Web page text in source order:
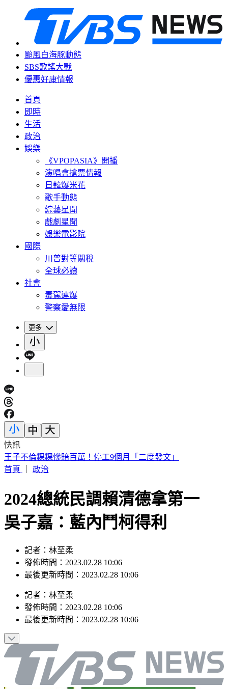
颱風白海豚動態
SBS歌謠大戰
優惠好康情報
首頁
即時
生活
政治
娛樂
《VPOPASIA》開播
演唱會搶票情報
日韓爆米花
歌手動態
綜藝星聞
戲劇星聞
娛樂電影院
國際
川普對等關稅
全球必讀
社會
毒駕連爆
警察愛無限
更多
快訊
父親節怎過？蔣萬安曝兒有送禮：先防颱 沈伯洋：女兒早起
一起過
2024總統民調賴清德拿第一
吳子嘉：藍內鬥柯得利
記者：林至柔
發佈時間：2023.02.28 10:06
記者：林至柔
發佈時間：2023.02.28 10:06